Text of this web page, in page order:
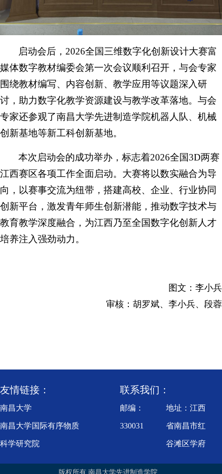
启动会后，2026全国三维数字化创新设计大赛富
媒体数字教材编委会第一次会议顺利召开，与会专家
围绕教材编写、内容创新、教学应用等议题深入研
讨，助力数字化教学资源建设与教学改革落地。与会
专家还参观了南昌大学先进制造学院机器人队、机械
创新基地等新工科创新基地。
本次启动会的成功举办，标志着2026全国3D两赛
江西赛区各项工作全面启动。大赛将以数实融合为导
向，以赛事交流为纽带，搭建高校、企业、行业协同
创新平台，激发青年师生创新潜能，推动数字技术与
教育教学深度融合，为江西乃至全国数字化创新人才
培养注入强劲动力。
图文：李小兵
审核：胡罗斌、李小兵、段蓉
友情链接：
南昌大学
南昌大学国际有序物质
科学研究院
联系我们：
邮编：
330031
地址：江西
省南昌市红
谷滩区学府
版权所有 南昌大学先进制造学院